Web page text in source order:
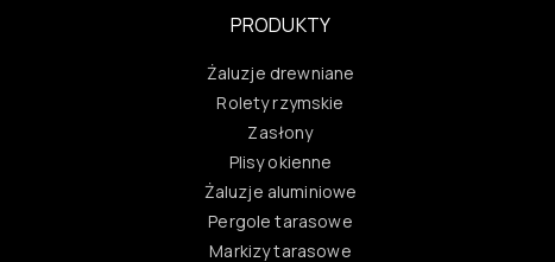
PRODUKTY
Żaluzje drewniane
Rolety rzymskie
Zasłony
Plisy okienne
Żaluzje aluminiowe
Pergole tarasowe
Markizy tarasowe